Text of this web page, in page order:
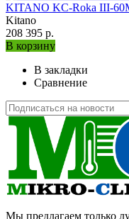
KITANO KC-Roka III-
Kitano
208 395 р.
В корзину
В закладки
Сравнение
Мы предлагаем только